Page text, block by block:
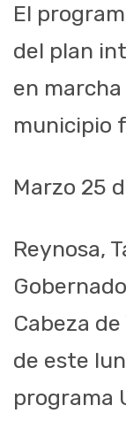
El
del plan
en marcha
municipio
Marzo 25
Reynosa,
Cabeza
de este
programa